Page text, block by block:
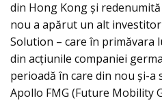
din Hong Kong şi
nou a apărut un alt
Solution – care în primăvara
din acțiunile companiei
perioadă în care din nou şi-a
Apollo FMG (Future Mobility